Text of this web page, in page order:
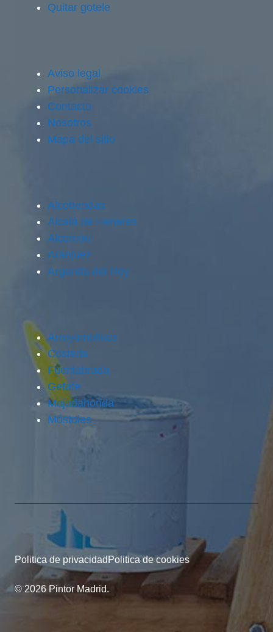
Quitar gotele
Aviso legal
Personalizar cookies
Contacto
Nosotros
Mapa del sitio
Alcobendas
Alcalá de Henares
Alcorcón
Aranjuez
Arganda del Rey
Arroyomolinos
Coslada
Fuenlabrada
Getafe
Majadahonda
Móstoles
© 2026 Pintor Madrid.
Politica de privacidad Politica de cookies